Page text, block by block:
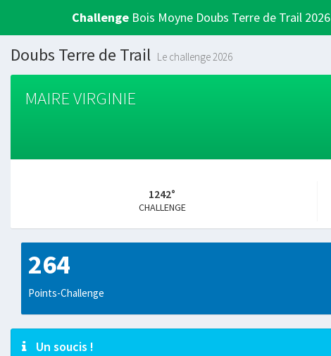
Challenge Bois Moyne Doubs Terre de Trail 2026
Doubs Terre de Trail Le challenge 2026
MAIRE VIRGINIE
1242°
CHALLENGE
264
Points-Challenge
Un soucis !